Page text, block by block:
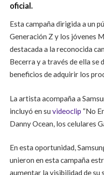
oficial.
Esta campaña dirigida a un
Generación Z y los jóvenes
destacada a la reconocida
Becerra y a través de ella se
beneficios de adquirir los
La artista acompaña a
incluyó en su videoclip “No
Danny Ocean, los celulares
En esta oportunidad,
unieron en esta campaña
aumentar la visibilidad de su